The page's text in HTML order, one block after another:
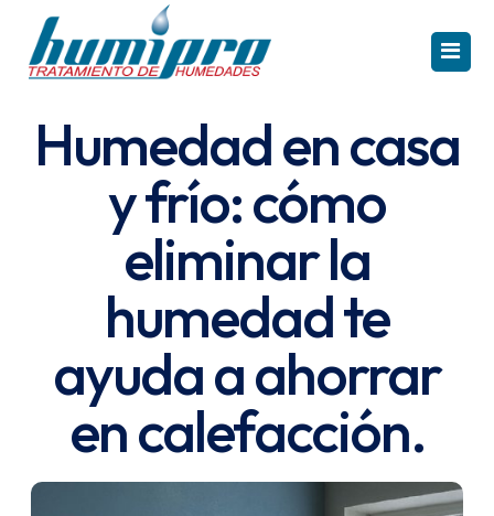
CAPILARIDAD
CONDENSACIÓN
FILTRACIÓN
PRODUCTOS
Solución Capilaridad
Solución Condensación
REFERENCIAS
Humedad en casa
y frío: cómo
eliminar la
humedad te
ayuda a ahorrar
en calefacción.